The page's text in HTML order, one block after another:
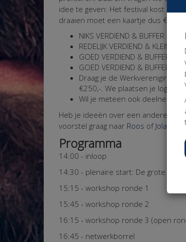
idee te geven: Het festival kost ons
draaien moet een kaartje dus €
NIKS VERDIEND & BUFFER
REDELIJK VERDIEND &
GOED VERDIEND & BUFFER:
GOED VERDIEND & BUFFER
Draag je de Werkvereniging
€250,-. We plaatsen je logo
Wil je meteen ook deelnemer
Heb je ideeën over een andere
voorstel graag naar Roos of Jolanda
Programma
14:00 - inloop
14:30 - plenaire start: De grote ‘Wie
15:15 - workshop ronde 1
15:45 - workshop ronde 2
16:15 - workshop ronde 3 (open
16:45 - netwerkborrel